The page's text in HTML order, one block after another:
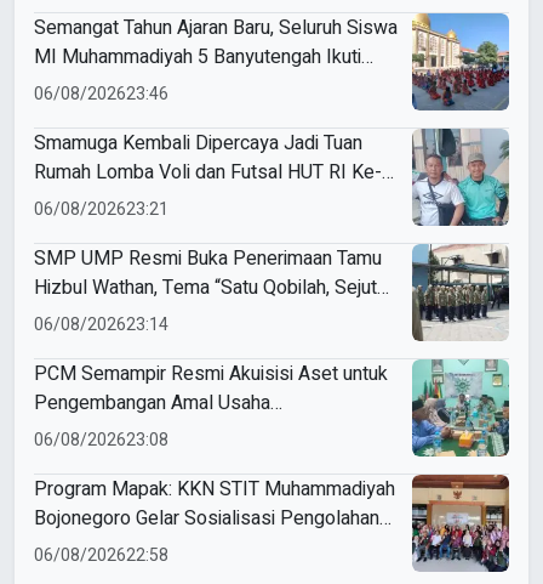
Semangat Tahun Ajaran Baru, Seluruh Siswa
MI Muhammadiyah 5 Banyutengah Ikuti
Latihan Tapak Suci Perdana
06/08/202623:46
Smamuga Kembali Dipercaya Jadi Tuan
Rumah Lomba Voli dan Futsal HUT RI Ke-
81 Kecamatan Tulangan
06/08/202623:21
SMP UMP Resmi Buka Penerimaan Tamu
Hizbul Wathan, Tema “Satu Qobilah, Sejuta
Cerita” Curi Perhatian
06/08/202623:14
PCM Semampir Resmi Akuisisi Aset untuk
Pengembangan Amal Usaha
Muhammadiyah
06/08/202623:08
Program Mapak: KKN STIT Muhammadiyah
Bojonegoro Gelar Sosialisasi Pengolahan
Sampah
06/08/202622:58